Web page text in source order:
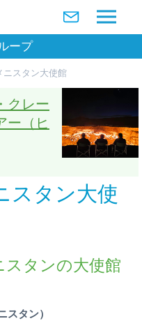
ープ
ニスタン大使館
クレー
ー（ヒ
スタン大使
タンの大使館
スタン）